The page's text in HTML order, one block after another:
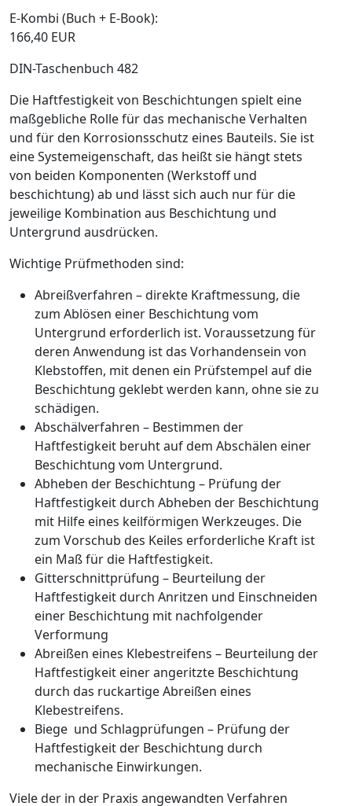
E-Kombi (Buch + E-Book):
166,40 EUR
DIN-Taschenbuch 482
Die Haftfestigkeit von Beschichtungen spielt eine
maßgebliche Rolle für das mechanische Verhalten
und für den Korrosionsschutz eines Bauteils. Sie ist
eine Systemeigenschaft, das heißt sie hängt stets
von beiden Komponenten (Werkstoff und
beschichtung) ab und lässt sich auch nur für die
jeweilige Kombination aus Beschichtung und
Untergrund ausdrücken.
Wichtige Prüfmethoden sind:
Abreißverfahren – direkte Kraftmessung, die
zum Ablösen einer Beschichtung vom
Untergrund erforderlich ist. Voraussetzung für
deren Anwendung ist das Vorhandensein von
Klebstoffen, mit denen ein Prüfstempel auf die
Beschichtung geklebt werden kann, ohne sie zu
schädigen.
Abschälverfahren – Bestimmen der
Haftfestigkeit beruht auf dem Abschälen einer
Beschichtung vom Untergrund.
Abheben der Beschichtung – Prüfung der
Haftfestigkeit durch Abheben der Beschichtung
mit Hilfe eines keilförmigen Werkzeuges. Die
zum Vorschub des Keiles erforderliche Kraft ist
ein Maß für die Haftfestigkeit.
Gitterschnittprüfung – Beurteilung der
Haftfestigkeit durch Anritzen und Einschneiden
einer Beschichtung mit nachfolgender
Verformung
Abreißen eines Klebestreifens – Beurteilung der
Haftfestigkeit einer angeritzte Beschichtung
durch das ruckartige Abreißen eines
Klebestreifens.
Biege und Schlagprüfungen – Prüfung der
Haftfestigkeit der Beschichtung durch
mechanische Einwirkungen.
Viele der in der Praxis angewandten Verfahren